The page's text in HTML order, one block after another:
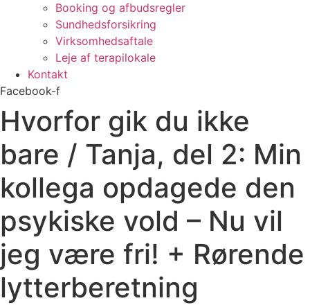
Booking og afbudsregler
Sundhedsforsikring
Virksomhedsaftale
Leje af terapilokale
Kontakt
Facebook-f
Hvorfor gik du ikke
bare / Tanja, del 2: Min
kollega opdagede den
psykiske vold – Nu vil
jeg være fri! + Rørende
lytterberetning